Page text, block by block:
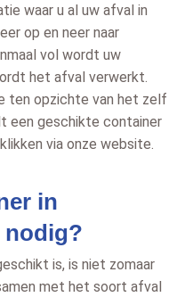
waar u al uw afval in
op en neer naar
vol wordt uw
het afval verwerkt.
ten opzichte van het zelf
een geschikte container
via onze website.
in
nodig?
is, is niet zomaar
met het soort afval